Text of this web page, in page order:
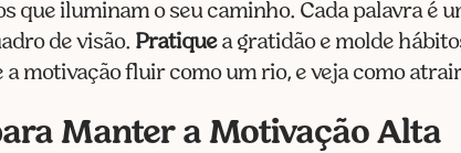
que iluminam o seu caminho. Cada palavra é
de visão. Pratiquea gratidão e molde
a motivação fluir como um rio, e veja como
Manter a Motivação Alta